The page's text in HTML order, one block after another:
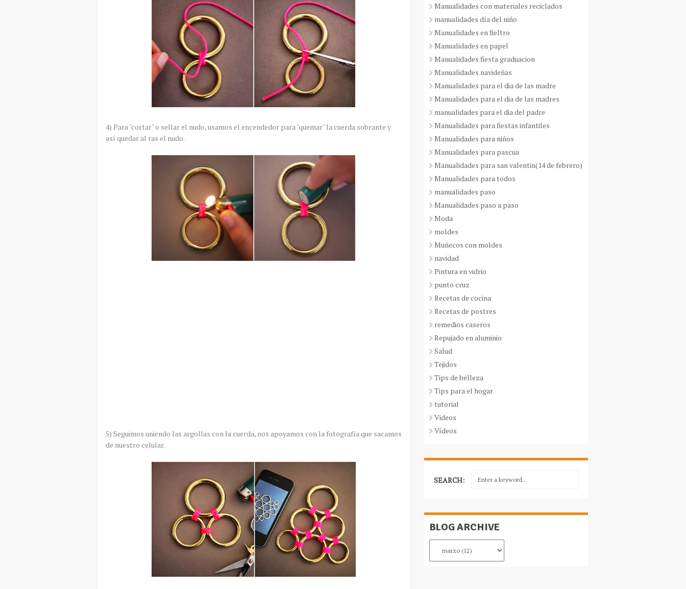
4) Para "cortar" o sellar el nudo, usamos el encendedor para "quemar" la cuerda sobrante y
así quedar al ras el nudo.
5) Seguimos uniendo las argollas con la cuerda, nos apoyamos con la fotografía que sacamos
de nuestro celular.
Manualidades con materiales reciclados
manualidades día del niño
Manualidades en fieltro
Manualidades en papel
Manualidades fiesta graduacion
Manualidades navideñas
Manualidades para el dia de las madre
Manualidades para el dia de las madres
manualidades para el dia del padre
Manualidades para fiestas infantiles
Manualidades para niños
Manualidades para pascua
Manualidades para san valentin(14 de febrero)
Manualidades para todos
manualidades paso
Manualidades paso a paso
Moda
moldes
Muñecos con moldes
navidad
Pintura en vidrio
punto cruz
Recetas de cocina
Recetas de postres
remedios caseros
Repujado en aluminio
Salud
Tejidos
Tips de belleza
Tips para el hogar
tutorial
Videos
Vídeos
SEARCH:
BLOG ARCHIVE